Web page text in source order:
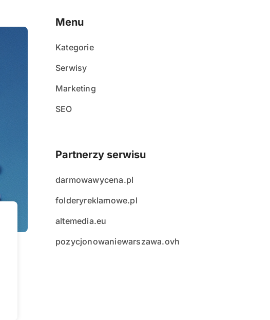
Menu
Kategorie
Serwisy
Marketing
SEO
Partnerzy serwisu
darmowawycena.pl
folderyreklamowe.pl
altemedia.eu
pozycjonowaniewarszawa.ovh